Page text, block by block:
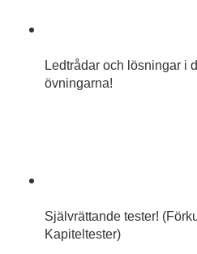
Ledtrådar och lösningar i
övningarna!
Självrättande tester!
Kapiteltester)